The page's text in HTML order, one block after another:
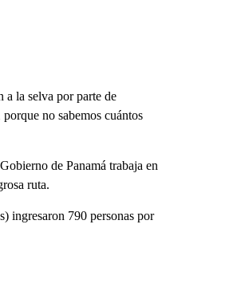
la selva por parte de
no sabemos cuántos
de Panamá trabaja en
ruta.
ingresaron 790 personas por